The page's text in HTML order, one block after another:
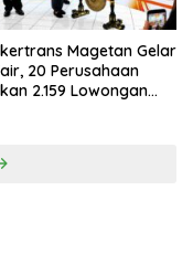
Magetan Gelar
20 Perusahaan
2.159 Lowongan